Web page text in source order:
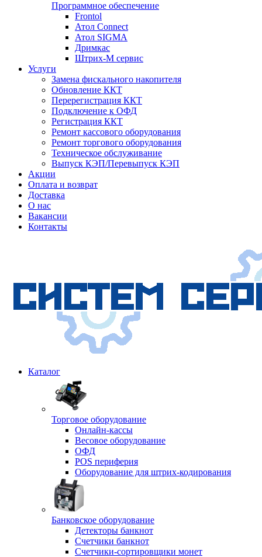
Программное обеспечение
Frontol
Атол Connect
Атол SIGMA
Дримкас
Штрих-М сервис
Услуги
Замена фискального накопителя
Обновление ККТ
Перерегистрация ККТ
Подключение к ОФД
Регистрация ККТ
Ремонт кассового оборудования
Ремонт торгового оборудования
Техническое обслуживание
Выпуск КЭП/Перевыпуск КЭП
Акции
Оплата и возврат
Доставка
О нас
Вакансии
Контакты
Каталог
Торговое оборудование
Онлайн-кассы
Весовое оборудование
ОФД
POS периферия
Оборудование для штрих-кодирования
Банковское оборудование
Детекторы банкнот
Счетчики банкнот
Счетчики-сортировщики монет